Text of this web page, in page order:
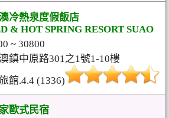
冷熱泉度假飯店
& HOT SPRING RESORT SUAO
~ 30800
鎮中原路301之1號1-10樓
館.4.4 (1336)
歐式民宿